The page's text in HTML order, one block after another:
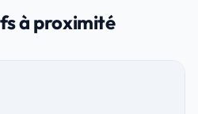
à proximité